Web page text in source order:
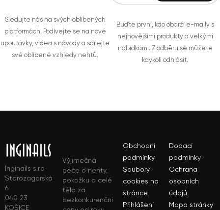
Sledujte nás na svých oblíbených
platformách. Podívejte se na nové
upoutávky, videa s návody a sdílejte
své oblíbené vzhledy nehtů.
Buďte první, kdo obdrží e-maily s
nejnovějšími produkty a velkými
nabídkami. Z odběru se můžete
kdykoli odhlásit.
Inginails s.r.o.
Starozagorská
6
040 23
KOŠICE
Výjimečná
péče o nehty,
pokožku a celé
tělo za
bezkonkurenční
Obchodní
podmínky
Dodací
podmínky
Soubory
cookies na
stránce
Ochrana
osobních
údajů
Přihlášení
Mapa stránky